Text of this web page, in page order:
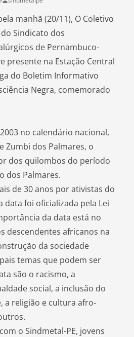
manhã (20/11), O Coletivo
Sindicato dos
de Pernambuco-
presente na Estação Central
do Boletim Informativo
Negra, comemorado
no calendário nacional,
Zumbi dos Palmares, o
dos quilombos do período
dos Palmares.
de 30 anos por ativistas do
data foi oficializada pela Lei
da data está no
descendentes africanos na
da sociedade
temas que podem ser
são o racismo, a
social, a inclusão do
a religião e cultura afro-
o Sindmetal-PE, jovens